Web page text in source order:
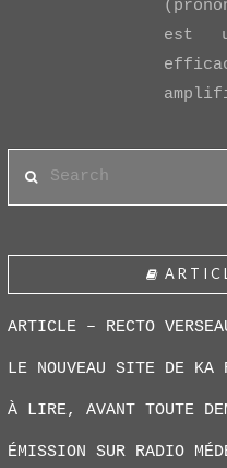
est
ARTICLE – RECTO
LE NOUVEAU SITE DE KA
À LIRE, AVANT TOUTE
ÉMISSION SUR RADIO